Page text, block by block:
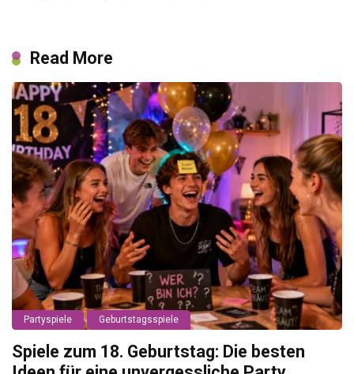
Read More
Partyspiele Geburtstagsspiele
Spiele zum 18. Geburtstag: Die besten